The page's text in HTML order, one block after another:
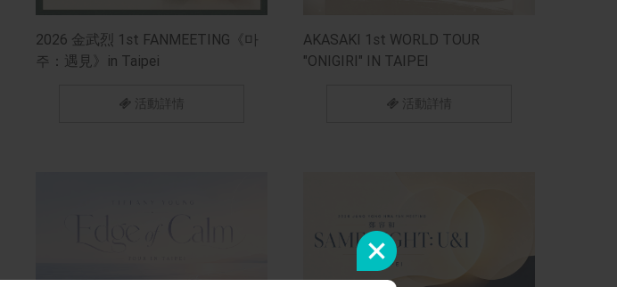
2026 金武烈 1st FANMEETING《마
주：遇見》in Taipei
活動詳情
AKASAKI 1st WORLD TOUR
"ONIGIRI" IN TAIPEI
活動詳情